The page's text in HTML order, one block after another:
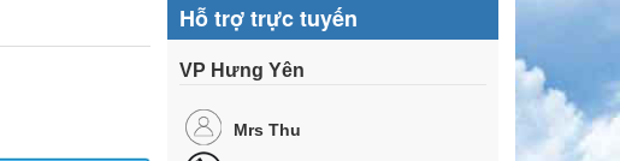
Hỗ trợ trực tuyến
VP Hưng Yên
Mrs Thu